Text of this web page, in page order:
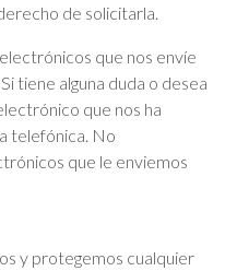
de solicitarla.
que nos envíe
tiene alguna duda o desea
que nos ha
telefónica. No
que le enviemos
y protegemos cualquier